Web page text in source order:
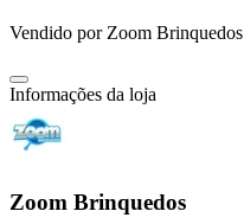
Vendido por Zoom Brinquedos
Informações da loja
Zoom Brinquedos